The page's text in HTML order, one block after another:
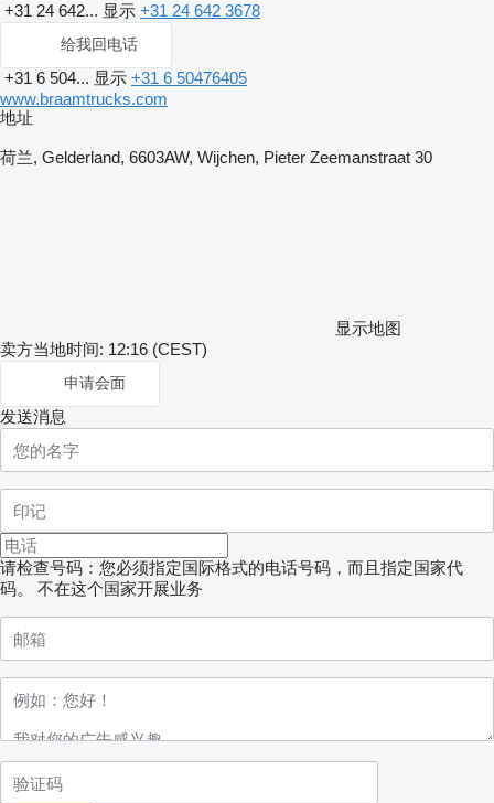
+31 24 642... 显示 +31 24 642 3678
给我回电话
+31 6 504... 显示 +31 6 50476405
www.braamtrucks.com
地址
荷兰, Gelderland, 6603AW, Wijchen, Pieter Zeemanstraat 30
显示地图
卖方当地时间: 12:16 (CEST)
申请会面
发送消息
请检查号码：您必须指定国际格式的电话号码，而且指定国家代
码。
不在这个国家开展业务